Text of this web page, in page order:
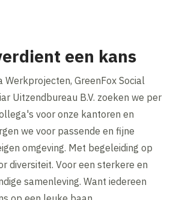
een kans
Werkprojecten, GreenFox Social
Uitzendbureau B.V. zoeken we per
voor onze kantoren en
we voor passende en fijne
omgeving. Met begeleiding op
diversiteit. Voor een sterkere en
samenleving. Want iedereen